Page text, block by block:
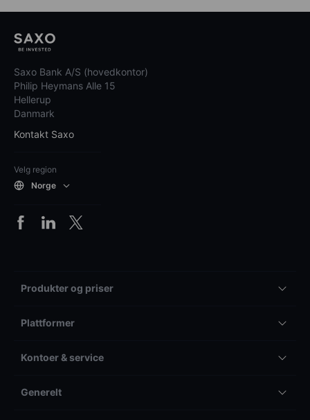
Saxo Bank A/S (hovedkontor)
Philip Heymans Alle 15
Hellerup
Danmark
Kontakt Saxo
Velg region
Norge
Produkter og priser
Plattformer
Kontoer & service
Generelt